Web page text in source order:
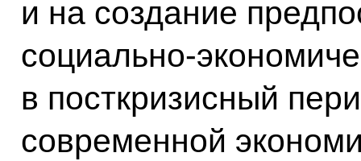
и на создание
социально-
в посткризисный
современной